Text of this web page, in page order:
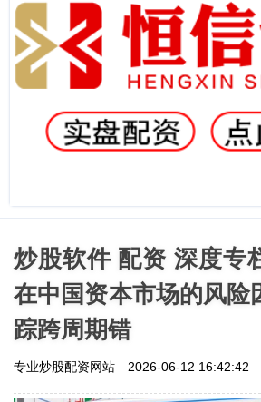
炒股软件 配资 深度专
在中国资本市场的风险
踪跨周期错
专业炒股配资网站 2026-06-12 16:42:42